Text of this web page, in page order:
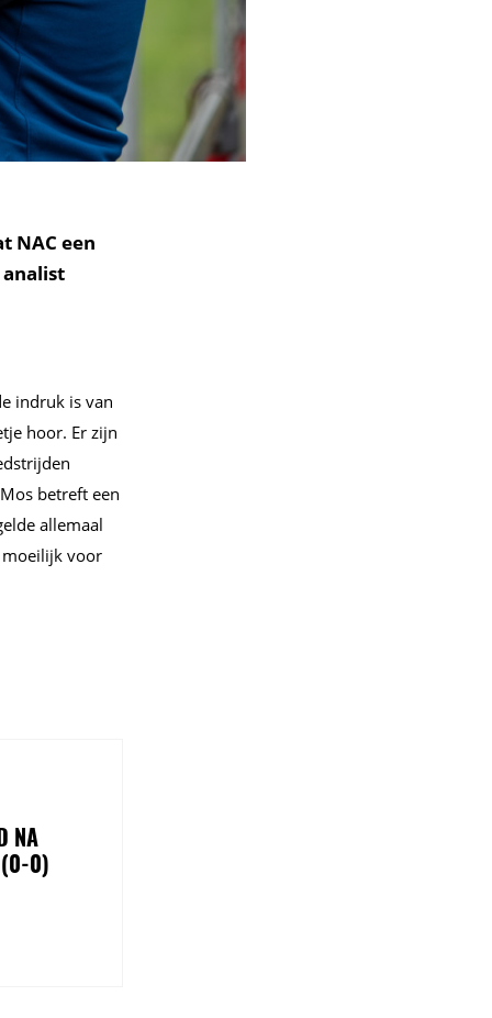
NAC een
indruk is van
hoor. Er zijn
betreft een
allemaal
moeilijk voor
NA
(0-0)